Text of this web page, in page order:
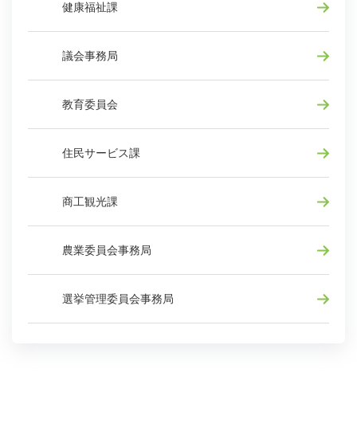
健康福祉課
議会事務局
教育委員会
住民サービス課
商工観光課
農業委員会事務局
選挙管理委員会事務局